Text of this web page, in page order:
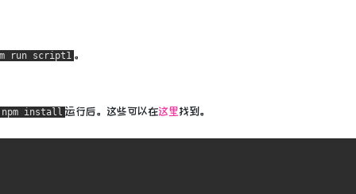
run script1 。
npm install 运行后。 这些可以在这里找到。